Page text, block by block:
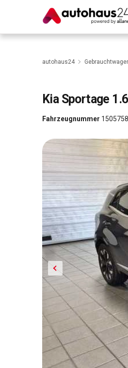
Wir bewerten dein AutoRund
autohaus24
Kia Sportage
Fahrzeugnummer